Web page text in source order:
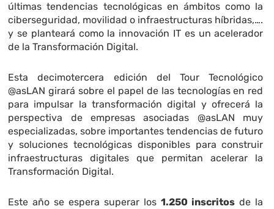
últimas tendencias tecnológicas en ámbitos como la
ciberseguridad, movilidad o infraestructuras híbridas,….
y se planteará como la innovación IT es un acelerador
de la Transformación Digital.
Esta decimotercera edición del Tour Tecnológico
@asLAN girará sobre el papel de las tecnologías en red
para impulsar la transformación digital y ofrecerá la
perspectiva de empresas asociadas @asLAN muy
especializadas, sobre importantes tendencias de futuro
y soluciones tecnológicas disponibles para construir
infraestructuras digitales que permitan acelerar la
Transformación Digital.
Este año se espera superar los1.250 inscritos de la